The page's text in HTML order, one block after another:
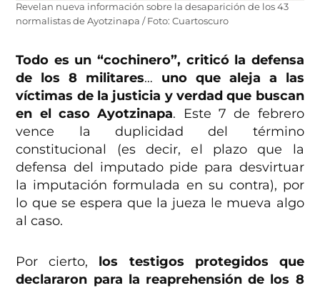
Revelan nueva información sobre la desaparición de los 43
normalistas de Ayotzinapa / Foto: Cuartoscuro
Todo es un “cochinero”, criticó la defensa
de los 8 militares… uno que aleja a las
víctimas de la justicia y verdad que buscan
en el caso Ayotzinapa. Este 7 de febrero
vence la duplicidad del término
constitucional (es decir, el plazo que la
defensa del imputado pide para desvirtuar
la imputación formulada en su contra), por
lo que se espera que la jueza le mueva algo
al caso.
Por cierto, los testigos protegidos que
declararon para la reaprehensión de los 8